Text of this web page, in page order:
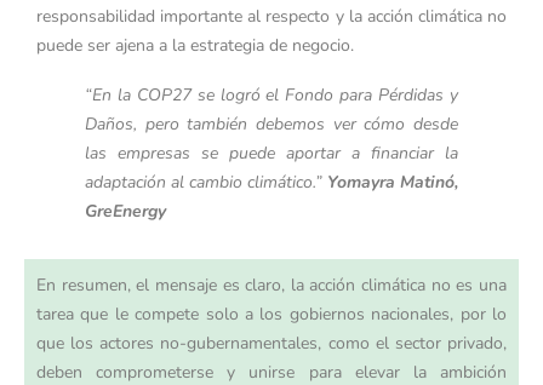
responsabilidad importante al respecto y la acción climática no
puede ser ajena a la estrategia de negocio.
“En la COP27 se logró el Fondo para Pérdidas y
Daños, pero también debemos ver cómo desde
las empresas se puede aportar a financiar la
adaptación al cambio climático.” Yomayra Matinó,
GreEnergy
En resumen, el mensaje es claro, la acción climática no es una
tarea que le compete solo a los gobiernos nacionales, por lo
que los actores no-gubernamentales, como el sector privado,
deben comprometerse y unirse para elevar la ambición